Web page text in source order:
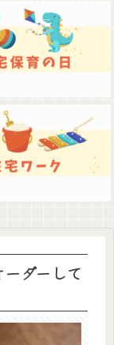
ダーして